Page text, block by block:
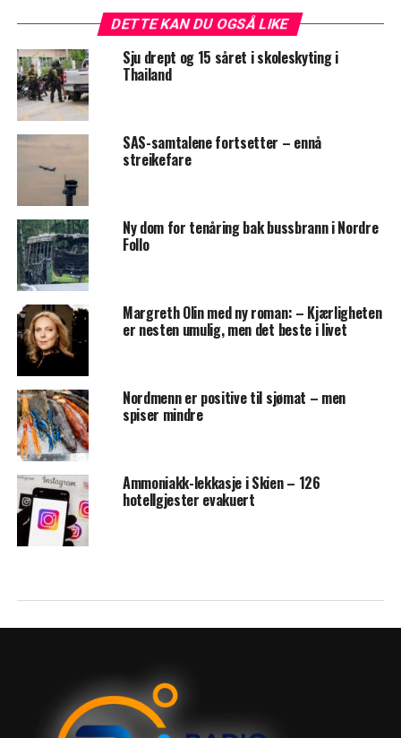
DETTE KAN DU OGSÅ LIKE
Sju drept og 15 såret i skoleskyting i
Thailand
SAS-samtalene fortsetter – ennå
streikefare
Ny dom for tenåring bak bussbrann i Nordre
Follo
Margreth Olin med ny roman: – Kjærligheten
er nesten umulig, men det beste i livet
Nordmenn er positive til sjømat – men
spiser mindre
Ammoniakk-lekkasje i Skien – 126
hotellgjester evakuert